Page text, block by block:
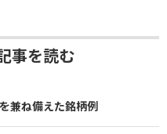
事を読む
兼ね備えた銘柄例